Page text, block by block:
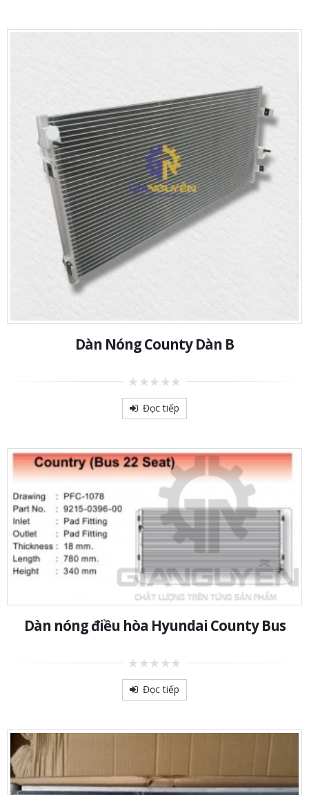
Dàn Nóng County Dàn B
0
out Đọc tiếp
Dàn nóng điều hòa Hyundai County Bus
0
out Đọc tiếp